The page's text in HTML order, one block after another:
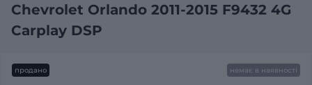
Chevrolet Orlando 2011-2015 F9432 4G
Carplay DSP
продано немає в наявності